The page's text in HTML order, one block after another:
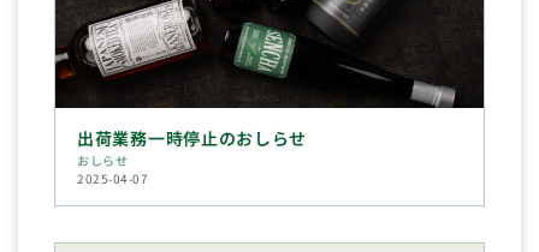
出荷業務一時停止のおしらせ
おしらせ
2025-04-07